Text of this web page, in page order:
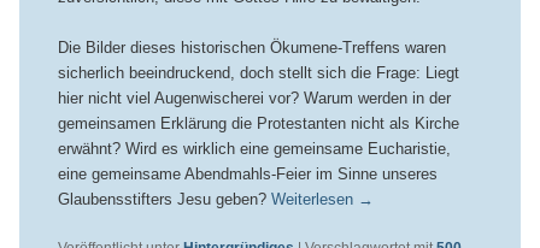
Die Bilder dieses historischen Ökumene-Treffens waren
sicherlich beeindruckend, doch stellt sich die Frage: Liegt
hier nicht viel Augenwischerei vor? Warum werden in der
gemeinsamen Erklärung die Protestanten nicht als Kirche
erwähnt? Wird es wirklich eine gemeinsame Eucharistie,
eine gemeinsame Abendmahls-Feier im Sinne unseres
Glaubensstifters Jesu geben? Weiterlesen →